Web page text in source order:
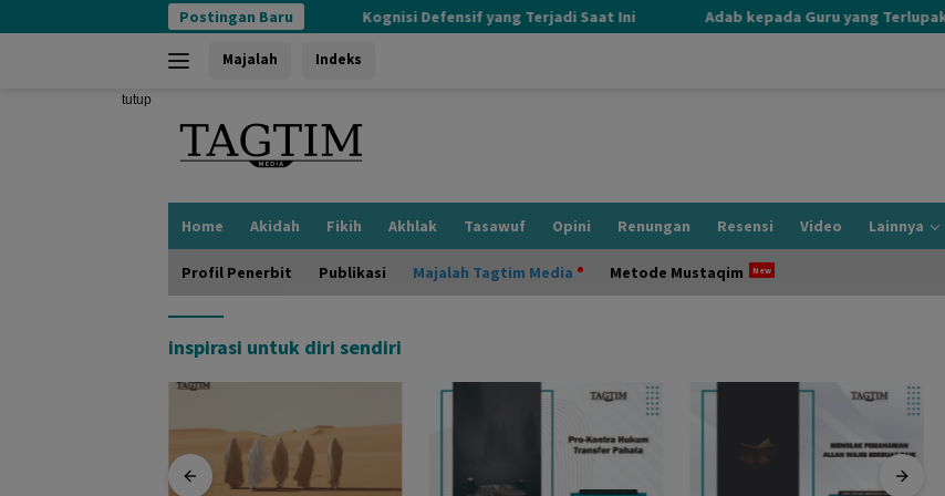
ke
Postingan Baru Kognisi Defensif yang Terjadi Saat Ini Adab kepada Guru yang Terlupakan
Majalah Indeks
tutup
Home Akidah Fikih Akhlak Tasawuf Opini Renungan Resensi Video Lainnya
Profil Penerbit Publikasi Majalah Tagtim Media Metode Mustaqim
inspirasi untuk diri sendiri